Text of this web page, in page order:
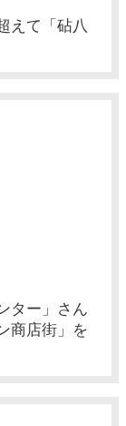
えて「砧八
ター」さん
商店街」を